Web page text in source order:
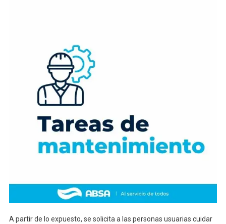
A partir de lo expuesto, se solicita a las personas usuarias cuidar